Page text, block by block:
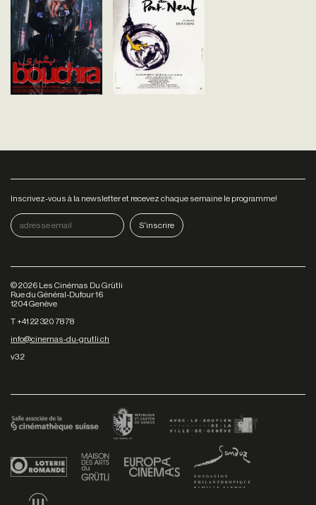
Inscrivez-vous à la newsletter et recevez chaque semaine le programme!
©2026 Les Cinémas Du Grütli
Rue du Général-Dufour 16
1204 Genève
T +41 22 320 78 78
info@cinemas-du-grutli.ch
v3.2